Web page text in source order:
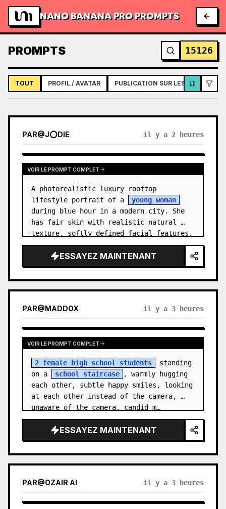
NANO BANANA PRO PROMPTS
PROMPTS 15126
TOUT PROFIL / AVATAR PUBLICATION SUR LES RÉSEAUX
PAR@J⭕DIE il y a 2 heures
VOIR LE PROMPT COMPLET
A photorealistic luxury rooftop
lifestyle portrait of a
young woman
during blue hour in a modern city. She
has fair skin with realistic natural
texture, softly defined facial features,
and shoulder-length {argument name="hai…
ESSAYEZ MAINTENANT
PAR@MADDOX il y a 3 heures
VOIR LE PROMPT COMPLET
2 female high school students
standing
on a
school staircase
, warmly hugging
each other, subtle happy smiles, looking
at each other instead of the camera,
unaware of the camera, candid m…
ESSAYEZ MAINTENANT
PAR@OZAIR AI il y a 3 heures